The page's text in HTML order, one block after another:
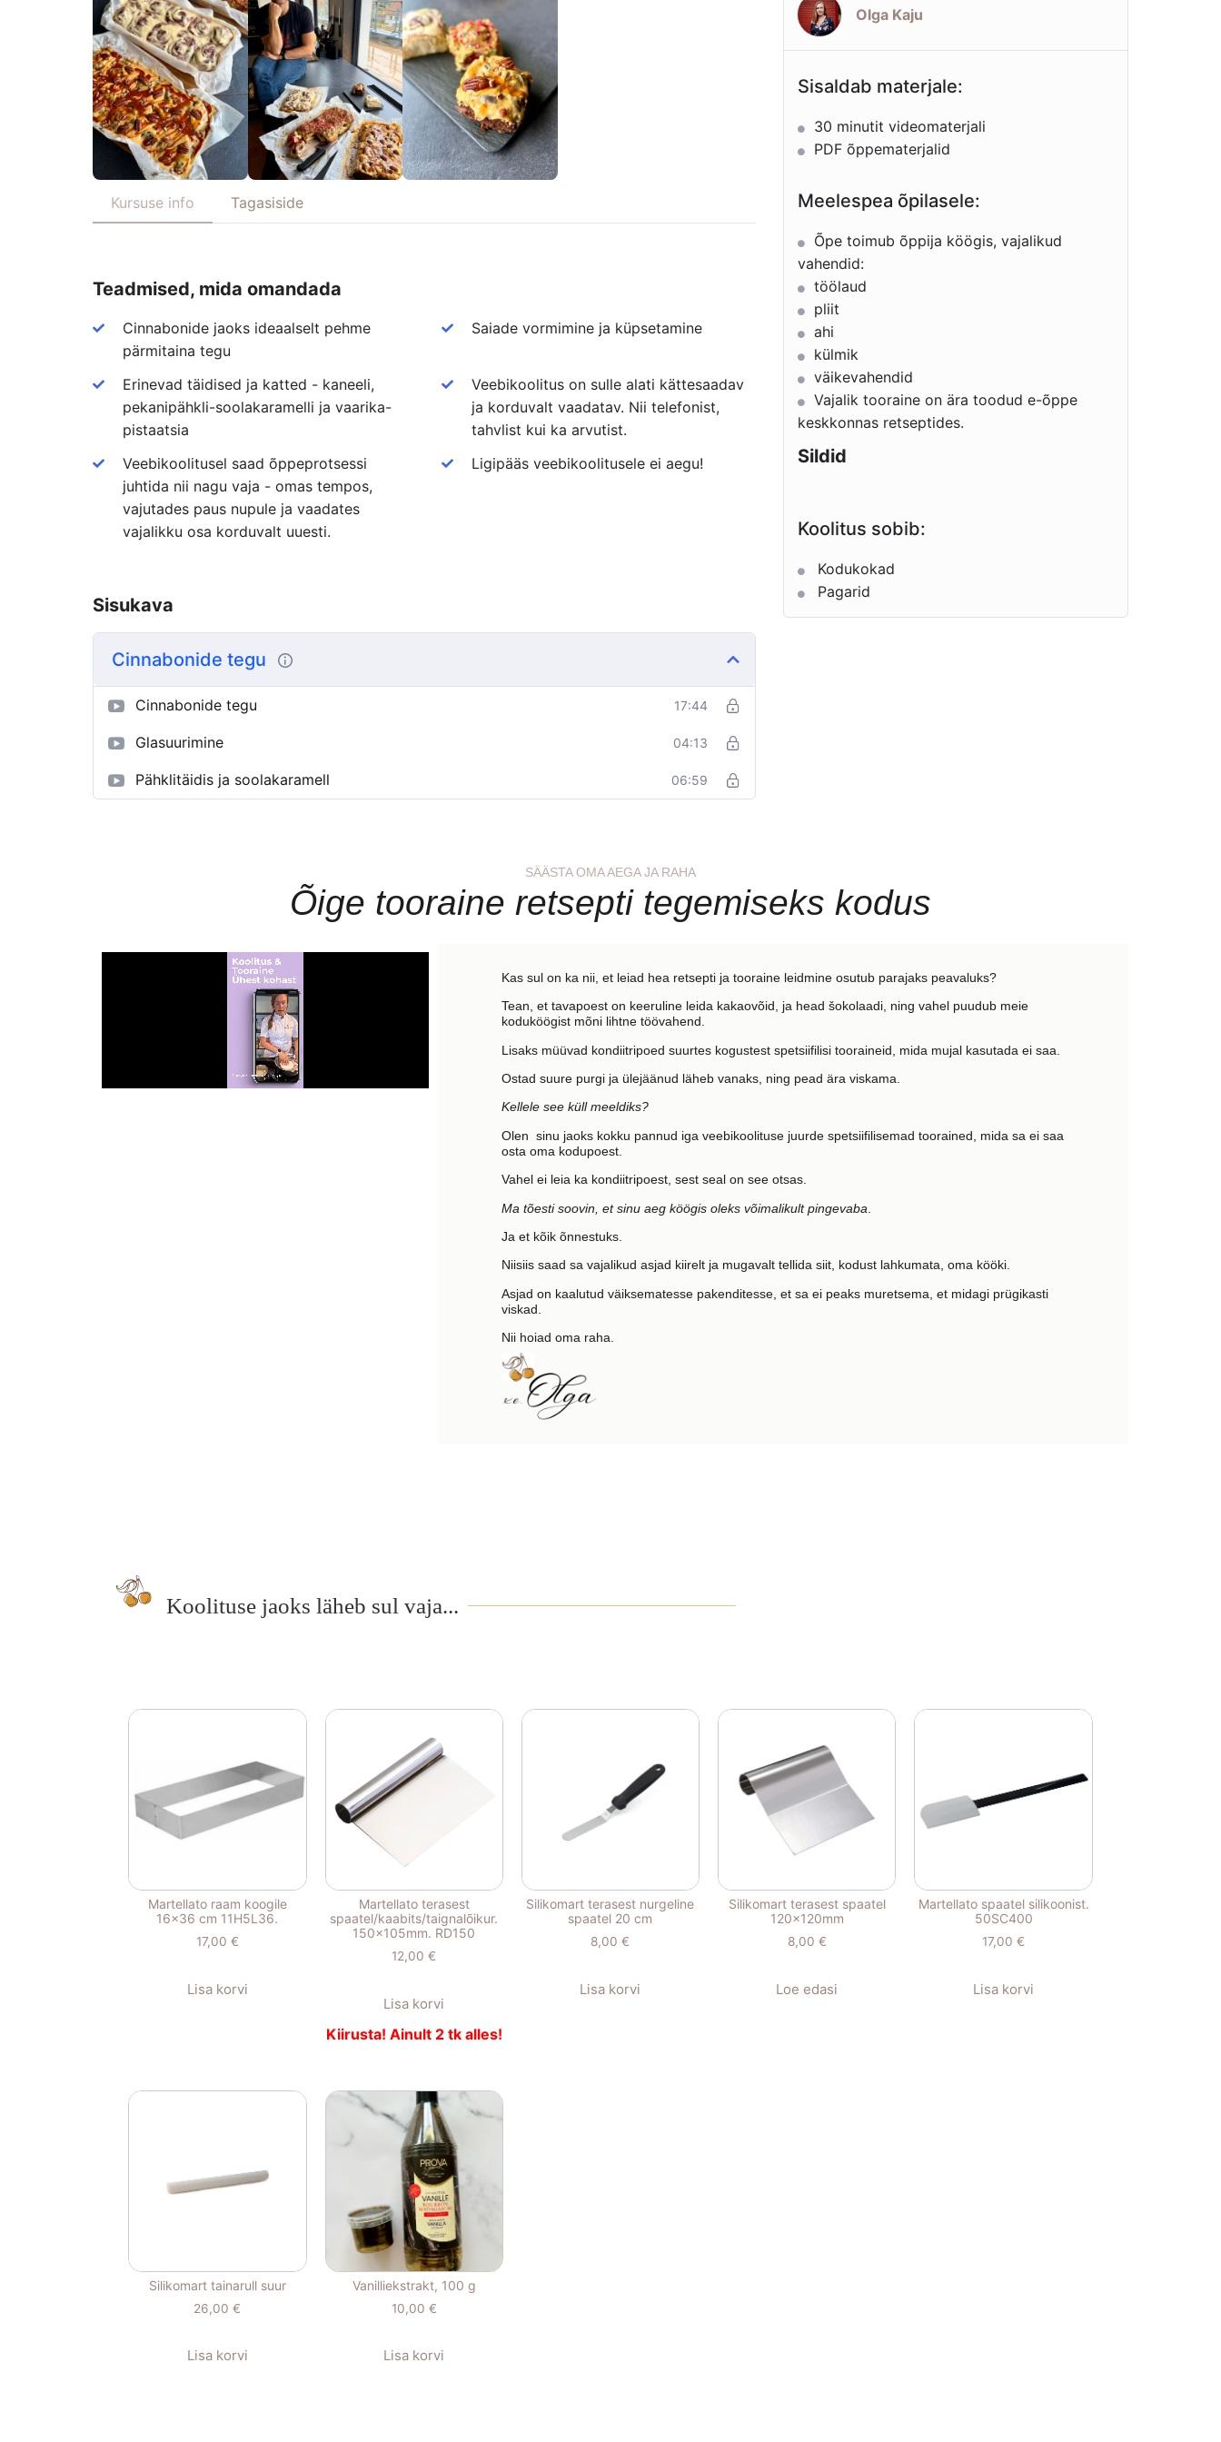
Kursuse info Tagasiside
Teadmised, mida omandada
Cinnabonide jaoks ideaalselt pehme
pärmitaina tegu
Saiade vormimine ja küpsetamine
Erinevad täidised ja katted - kaneeli,
pekanipähkli-soolakaramelli ja vaarika-
pistaatsia
Veebikoolitus on sulle alati kättesaadav
ja korduvalt vaadatav. Nii telefonist,
tahvlist kui ka arvutist.
Veebikoolitusel saad õppeprotsessi
juhtida nii nagu vaja - omas tempos,
vajutades paus nupule ja vaadates
vajalikku osa korduvalt uuesti.
Ligipääs veebikoolitusele ei aegu!
Sisukava
Cinnabonide tegu
Cinnabonide tegu 17:44
Glasuurimine 04:13
Pähklitäidis ja soolakaramell 06:59
Olga Kaju
Sisaldab materjale:
30 minutit videomaterjali
PDF õppematerjalid
Meelespea õpilasele:
Õpe toimub õppija köögis, vajalikud
vahendid:
töölaud
pliit
ahi
külmik
väikevahendid
Vajalik tooraine on ära toodud e-õppe
keskkonnas retseptides.
Sildid
Koolitus sobib:
Kodukokad
Pagarid
SÄÄSTA OMA AEGA JA RAHA
Õige tooraine retsepti tegemiseks kodus
Kas sul on ka nii, et leiad hea retsepti ja tooraine leidmine osutub parajaks peavaluks?
Tean, et tavapoest on keeruline leida kakaovõid, ja head šokolaadi, ning vahel puudub meie
koduköögist mõni lihtne töövahend.
Lisaks müüvad kondiitripoed suurtes kogustest spetsiifilisi tooraineid, mida mujal kasutada ei saa.
Ostad suure purgi ja ülejäänud läheb vanaks, ning pead ära viskama.
Kellele see küll meeldiks?
Olen sinu jaoks kokku pannud iga veebikoolituse juurde spetsiifilisemad toorained, mida sa ei saa
osta oma kodupoest.
Vahel ei leia ka kondiitripoest, sest seal on see otsas.
Ma tõesti soovin, et sinu aeg köögis oleks võimalikult pingevaba
Ja et kõik õnnestuks.
Niisiis saad sa vajalikud asjad kiirelt ja mugavalt tellida siit, kodust lahkumata, oma kööki.
Asjad on kaalutud väiksematesse pakenditesse, et sa ei peaks muretsema, et midagi prügikasti
viskad.
Nii hoiad oma raha.
Koolituse jaoks läheb sul vaja...
Martellato raam koogile
16×36 cm 11H5L36.
17,00 €
Lisa korvi
Martellato terasest
spaatel/kaabits/taignalõikur.
150x105mm. RD150
12,00€
Lisa korvi
Kiirusta! Ainult 2 tk alles!
Silikomart terasest nurgeline
spaatel 20 cm
8,00€
Lisa korvi
Silikomart terasest spaatel
120x120mm
8,00 €
Loe edasi
Martellato spaatel silikoonist.
50SC400
17,00€
Lisa korvi
Silikomart tainarull suur
26,00€
Lisa korvi
Vanilliekstrakt, 100 g
10,00 €
Lisa korvi